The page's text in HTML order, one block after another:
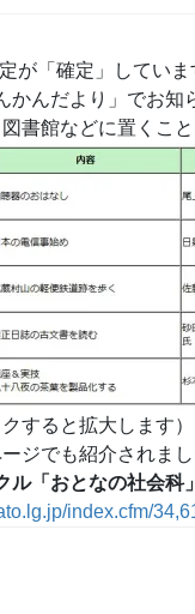
が「確定」していま
かんだより」でお知
書館などに置くこと
クすると拡大します）
ジでも紹介されまし
ル「おとなの社会科」
index.cfm/